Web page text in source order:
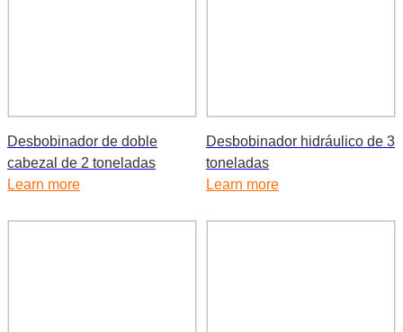
Desbobinador de doble
cabezal de 2 toneladas
Learn more
Desbobinador hidráulico de 3
toneladas
Learn more